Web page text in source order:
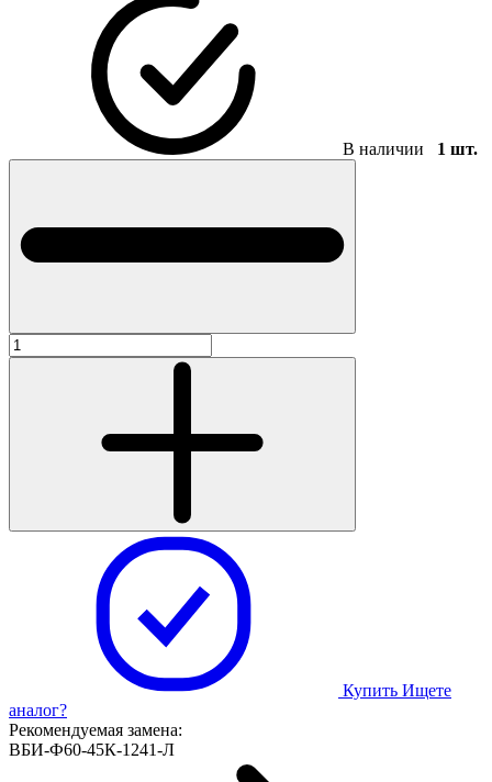
В наличии 1 шт.
Купить Ищете
аналог?
Рекомендуемая замена:
ВБИ-Ф60-45К-1241-Л